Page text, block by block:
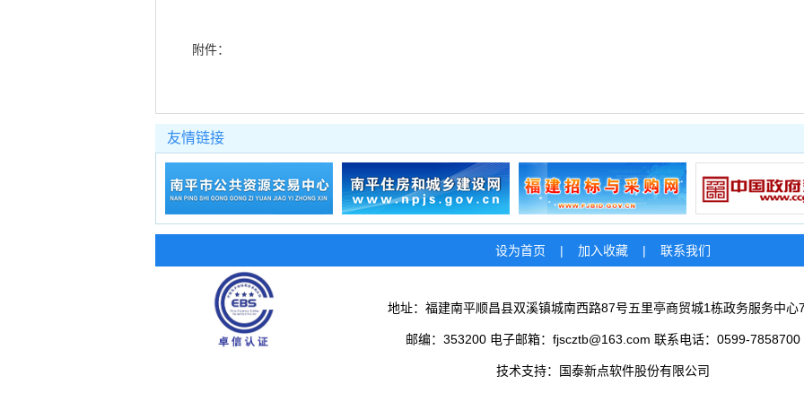
附件：
友情链接
设为首页 | 加入收藏 | 联系我们
地址：福建南平顺昌县双溪镇城南西路87号五里亭商贸城1栋政务服务中心
邮编：353200 电子邮箱：fjscztb@163.com 联系电话：0599-7858700
技术支持：国泰新点软件股份有限公司